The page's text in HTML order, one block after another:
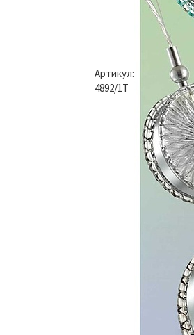
Артикул:
4892/1T